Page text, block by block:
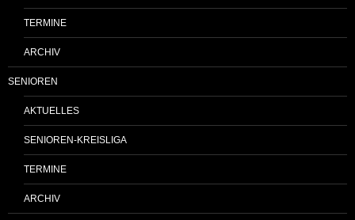
TERMINE
ARCHIV
SENIOREN
AKTUELLES
SENIOREN-KREISLIGA
TERMINE
ARCHIV